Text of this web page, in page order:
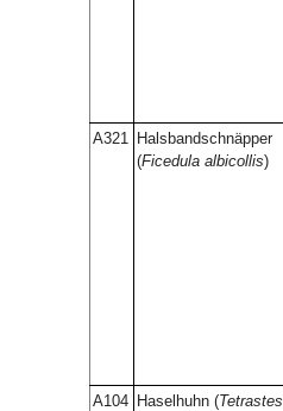
A321 Halsbandschnäpper
(Ficedula albicollis)
A104 Haselhuhn (Tetrastes